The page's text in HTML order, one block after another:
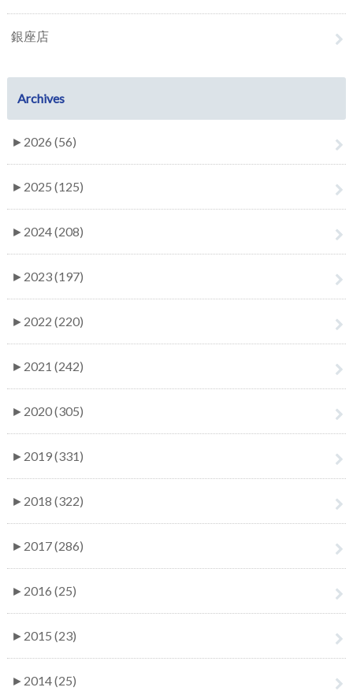
銀座店
Archives
► 2026 (56)
► 2025 (125)
► 2024 (208)
► 2023 (197)
► 2022 (220)
► 2021 (242)
► 2020 (305)
► 2019 (331)
► 2018 (322)
► 2017 (286)
► 2016 (25)
► 2015 (23)
► 2014 (25)